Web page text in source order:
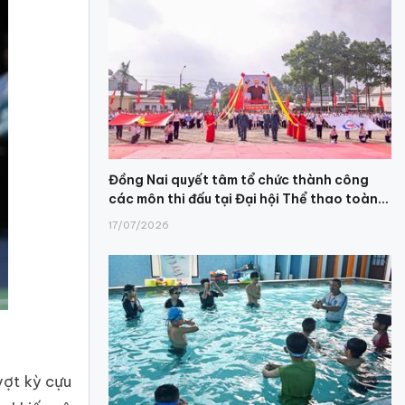
kỳ cựu
Đồng Nai quyết tâm tổ chức thành công
các môn thi đấu tại Đại hội Thể thao toàn...
17/07/2026